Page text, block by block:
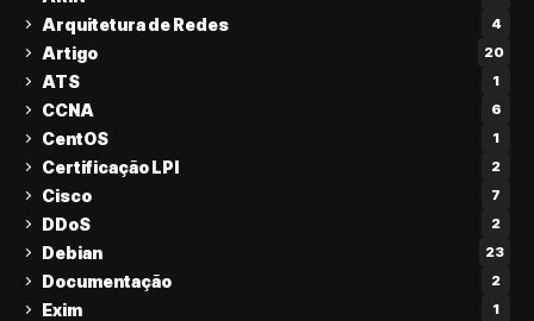
Arquitetura de Redes 4
Artigo 20
ATS 1
CCNA 6
CentOS 1
Certificação LPI 2
Cisco 7
DDoS 2
Debian 23
Documentação 2
Exim 1